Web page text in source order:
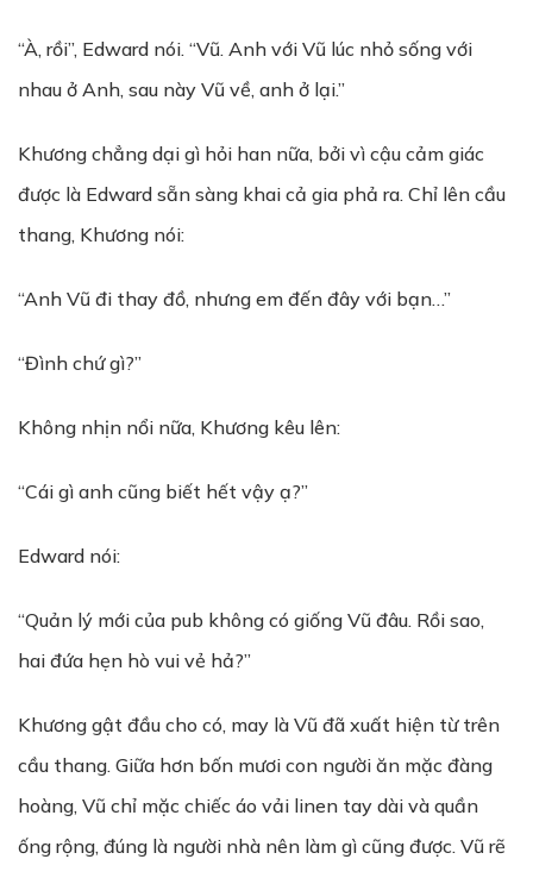
“À, rồi”, Edward nói. “Vũ. Anh với Vũ lúc nhỏ sống với
nhau ở Anh, sau này Vũ về, anh ở lại.”
Khương chẳng dại gì hỏi han nữa, bởi vì cậu cảm giác
được là Edward sẵn sàng khai cả gia phả ra. Chỉ lên cầu
thang, Khương nói:
“Anh Vũ đi thay đồ, nhưng em đến đây với bạn…”
“Đình chứ gì?”
Không nhịn nổi nữa, Khương kêu lên:
“Cái gì anh cũng biết hết vậy ạ?”
Edward nói:
“Quản lý mới của pub không có giống Vũ đâu. Rồi sao,
hai đứa hẹn hò vui vẻ hả?”
Khương gật đầu cho có, may là Vũ đã xuất hiện từ trên
cầu thang. Giữa hơn bốn mươi con người ăn mặc đàng
hoàng, Vũ chỉ mặc chiếc áo vải linen tay dài và quần
ống rộng, đúng là người nhà nên làm gì cũng được. Vũ rẽ